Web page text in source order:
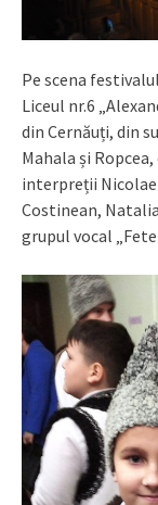
Pe scena
Liceul nr.6
din Cernăuți, din
Mahala și
interpreții
Costinean,
grupul vocal